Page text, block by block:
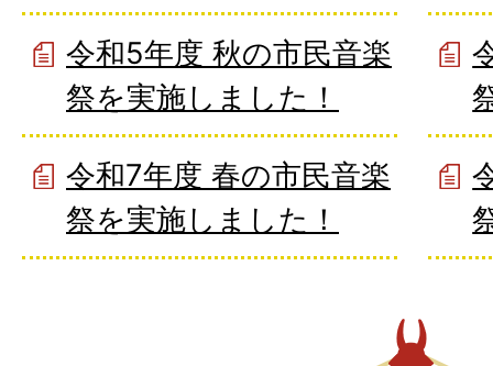
令和5年度 秋の市民音楽
祭を実施しました！
令和7年度 春の市民音楽
祭を実施しました！